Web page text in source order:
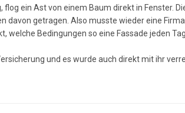
ein Ast von einem Baum direkt in Fenster.
davon getragen. Also musste wieder eine
welche Bedingungen so eine Fassade jeden
und es wurde auch direkt mit ihr